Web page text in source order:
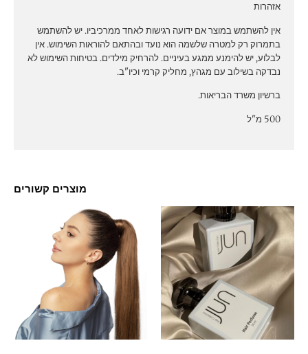
מוצרים קשורים
אזהרות
אין להשתמש במוצר אם ידועה רגישות לאחד ממרכיביו. יש להשתמש
בתמרוק רק למטרה שלשמה הוא נועד ובהתאם להוראות השימוש. אין
לבלוע, יש להימנע ממגע בעיניים. להרחיק מילדים. בטיחות השימוש לא
נבדקה בשילוב עם מגהץ, מחליק קרמי וכיו"ב.
ברשיון משרד הבריאות.
500 מ"ל